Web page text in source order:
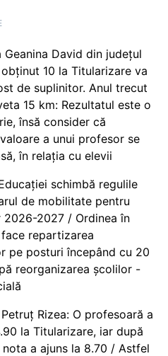
Geanina David din județul
10 la Titularizare va
de suplinitor. Anul trecut
15 km: Rezultatul este o
însă consider că
a unui profesor se
în relația cu elevii
schimbă regulile
de mobilitate pentru
2026-2027 / Ordinea în
repartizarea
pe posturi începând cu 20
reorganizarea școlilor -
Rizea: O profesoară a
la Titularizare, iar după
a ajuns la 8.70 / Astfel